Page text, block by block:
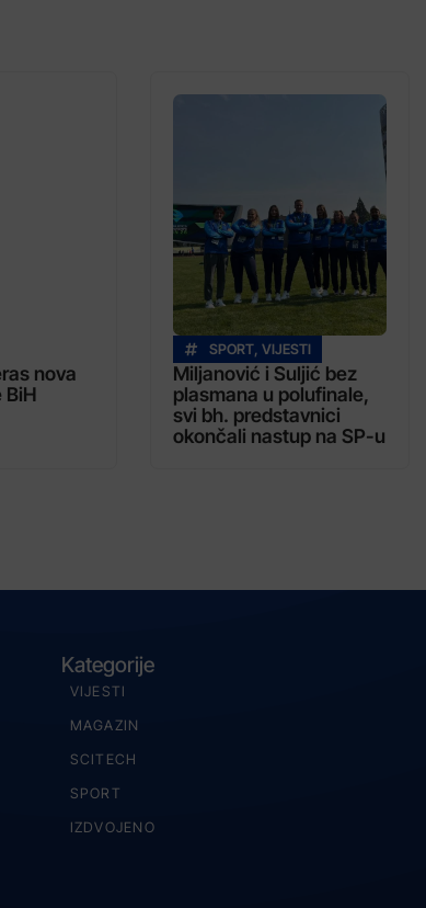
nova
BiH
SPORT, VIJESTI
Miljanović i Suljić bez
plasmana u polufinale,
svi bh. predstavnici
okončali nastup na SP-u
Kategorije
VIJESTI
MAGAZIN
SCITECH
SPORT
IZDVOJENO